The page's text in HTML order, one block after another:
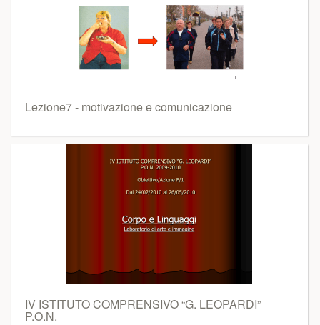
Lezione7 - motivazione e comunicazione
IV ISTITUTO COMPRENSIVO “G. LEOPARDI”
P.O.N.